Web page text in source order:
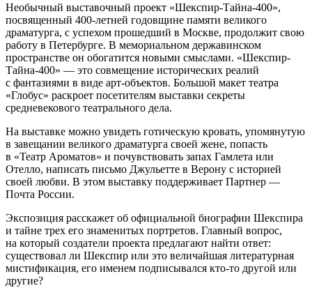
Необычный выставочный проект «Шекспир-Тайна-400»,
посвященный 400-летней годовщине памяти великого
драматурга, с успехом прошедший в Москве, продолжит свою
работу в Петербурге. В мемориальном державинском
пространстве он обогатится новыми смыслами. «Шекспир-
Тайна-400» — это совмещение исторических реалий
с фантазиями в виде арт-объектов. Большой макет театра
«Глобус» раскроет посетителям выставки секреты
средневекового театрального дела.
На выставке можно увидеть готическую кровать, упомянутую
в завещании великого драматурга своей жене, попасть
в «Театр Ароматов» и почувствовать запах Гамлета или
Отелло, написать письмо Джульетте в Верону с историей
своей любви. В этом выставку поддерживает Партнер —
Почта России.
Экспозиция расскажет об официальной биографии Шекспира
и тайне трех его знаменитых портретов. Главный вопрос,
на который создатели проекта предлагают найти ответ:
существовал ли Шекспир или это величайшая литературная
мистификация, его именем подписывался кто-то другой или
другие?